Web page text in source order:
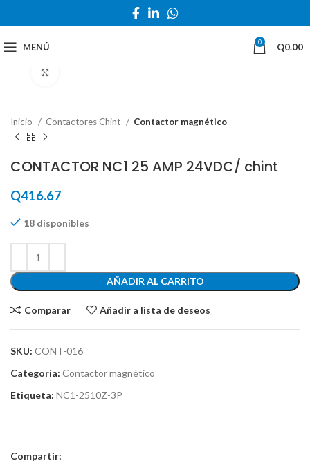
MENÚ 0 Q0.00
Inicio Contactores Chint Contactor magnético
CONTACTOR NC1 25 AMP 24VDC/ chint
Q416.67
18 disponibles
AÑADIR AL CARRITO
Comparar Añadir a lista de deseos
SKU: CONT-016
Categoría: Contactor magnético
Etiqueta: NC1-2510Z-3P
Compartir: